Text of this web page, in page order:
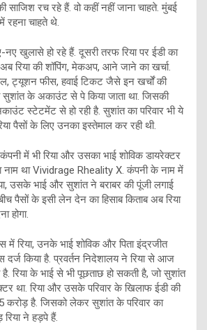
रच रहे हैं. वो कहीं नहीं जाना चाहते. मुंबई
चाहते थे.
खुलासे हो रहे हैं. दूसरी तरफ रिया पर ईडी का
रिया की शॉपिंग, मेकअप, आने जाने का खर्चा.
ट्यूशन फीस, हवाई टिकट जैसे इन खर्चों की
के अकाउंट से पे किया जाता था. जिसकी
स्टेटमेंट से हो रही है. सुशांत का परिवार भी ये
पैसों के लिए उनका इस्तेमाल कर रही थी.
में भी रिया और उसका भाई शोविक डायरेक्टर
था Vividrage Rheality X. कंपनी के नाम में
उसके भाई और सुशांत ने बराबर की पूंजी लगाई
पैसों के इसी लेन देन का हिसाब किताब अब रिया
होगा.
में रिया, उनके भाई शोविक और पिता इंद्रजीत
किया है. प्रवर्तन निदेशालय ने रिया से आज
रिया के भाई से भी पूछताछ हो सकती है, जो सुशांत
था. रिया और उसके परिवार के खिलाफ ईडी की
करोड़ है. जिसको लेकर सुशांत के परिवार का
ने हड़पे हैं.